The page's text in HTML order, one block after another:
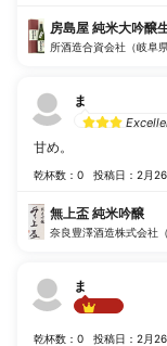
房島屋 純米大吟醸
所酒造合資会社（岐阜県
ま
甘め。
乾杯数：0 投稿日：2月
無上盃 純米吟醸
奈良豊澤酒造株式会社（
ま
乾杯数：0 投稿日：2月